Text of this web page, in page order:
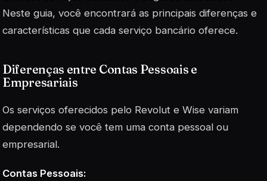
Neste guia, você encontrará as principais diferenças e
características que cada serviço bancário oferece.
Diferenças entre Contas Pessoais e
Empresariais
Os serviços oferecidos pelo Revolut e Wise variam
dependendo se você tem uma conta pessoal ou
empresarial.
Contas Pessoais: